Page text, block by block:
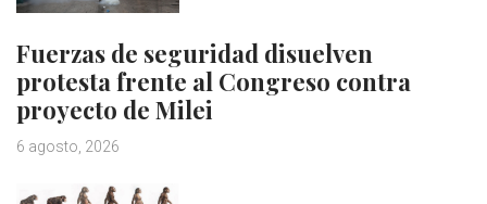
Fuerzas de seguridad disuelven
protesta frente al Congreso contra
proyecto de Milei
6 agosto, 2026